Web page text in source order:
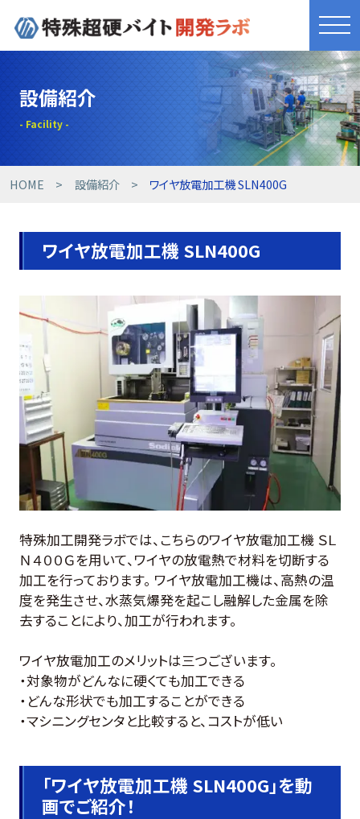
きれものづくり
商品・サービス
工具開発事例
技術コラム
設備紹介
お客様の声
よくある質問
0274-62-1744
オンライン工場見学
お問合せはこちら
設備紹介
HOME 設備紹介 ワイヤ放電加工機 SLN400G
ワイヤ放電加工機 SLN400G
特殊加工開発ラボでは、こちらのワイヤ放電加工機 ＳＬ
Ｎ４００Ｇを用いて、ワイヤの放電熱で材料を切断する
加工を行っております。 ワイヤ放電加工機は、高熱の温
度を発生させ、水蒸気爆発を起こし融解した金属を除
去することにより、加工が行われます。
ワイヤ放電加工のメリットは三つございます。
・対象物がどんなに硬くても加工できる
・どんな形状でも加工することができる
・マシニングセンタと比較すると、コストが低い
「ワイヤ放電加工機 SLN400G」を動
画でご紹介！